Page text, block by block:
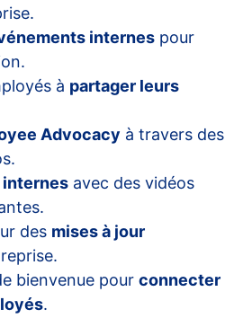
internes pour
à partager leurs
Advocacy à travers des
internes avec des vidéos
des mises à jour
bienvenue pour connecter
.